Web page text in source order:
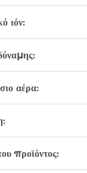
ιόν:
αέρα:
προϊόντος: